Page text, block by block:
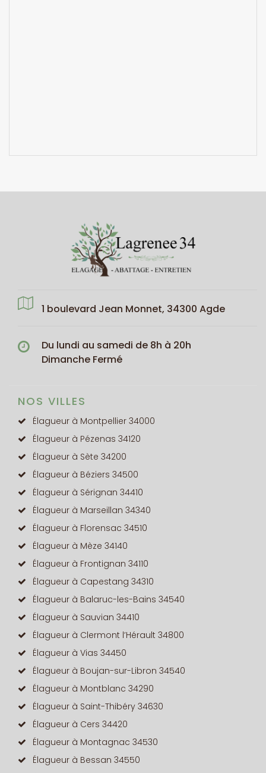
1 boulevard Jean Monnet, 34300 Agde
Du lundi au samedi de 8h à 20h
Dimanche Fermé
NOS VILLES
Élagueur à Montpellier 34000
Élagueur à Pézenas 34120
Élagueur à Sète 34200
Élagueur à Béziers 34500
Élagueur à Sérignan 34410
Élagueur à Marseillan 34340
Élagueur à Florensac 34510
Élagueur à Mèze 34140
Élagueur à Frontignan 34110
Élagueur à Capestang 34310
Élagueur à Balaruc-les-Bains 34540
Élagueur à Sauvian 34410
Élagueur à Clermont l’Hérault 34800
Élagueur à Vias 34450
Élagueur à Boujan-sur-Libron 34540
Élagueur à Montblanc 34290
Élagueur à Saint-Thibéry 34630
Élagueur à Cers 34420
Élagueur à Montagnac 34530
Élagueur à Bessan 34550